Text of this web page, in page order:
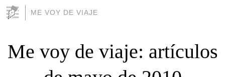
ME VOY DE VIAJE
Me voy de viaje: artículos